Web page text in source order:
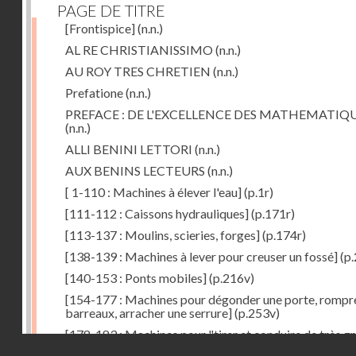
PAGE DE TITRE
[Frontispice](n.n.)
AL RE CHRISTIANISSIMO (n.n.)
AU ROY TRES CHRETIEN (n.n.)
Prefatione(n.n.)
PREFACE : DE L'EXCELLENCE DES
(n.n.)
ALLI BENINI LETTORI (n.n.)
AUX BENINS LECTEURS (n.n.)
[ 1-110 : Machines à élever l'eau](p.1r)
[111-112 : Caissons hydrauliques](p.171r)
[113-137 : Moulins, scieries, forges](p.174r)
[138-139 : Machines à lever pour creuser un fossé]
[140-153 : Ponts mobiles](p.216v)
[154-177 : Machines pour dégonder une porte,
barreaux, arracher une serrure](p.253v)
[178-183 : Machines pour "tirer et conduire de très